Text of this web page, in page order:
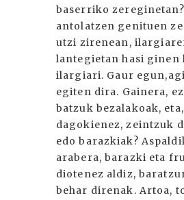
baserriko
antolatzen genituen
utzi zirenean,
lantegietan hasi ginen
ilargiari. Gaur
egiten dira. Gainera,
batzuk bezalakoak,
dagokienez, zeintzuk
edo barazkiak?
arabera, barazki eta
diotenez aldiz,
behar direnak. Artoa,